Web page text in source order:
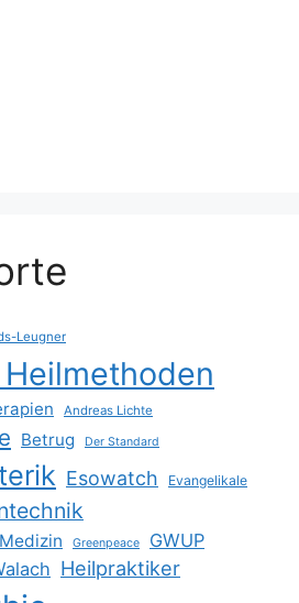
Leugner
Andreas Lichte
Betrug Der Standard
Esowatch Evangelikale
Greenpeace GWUP
Heilpraktiker